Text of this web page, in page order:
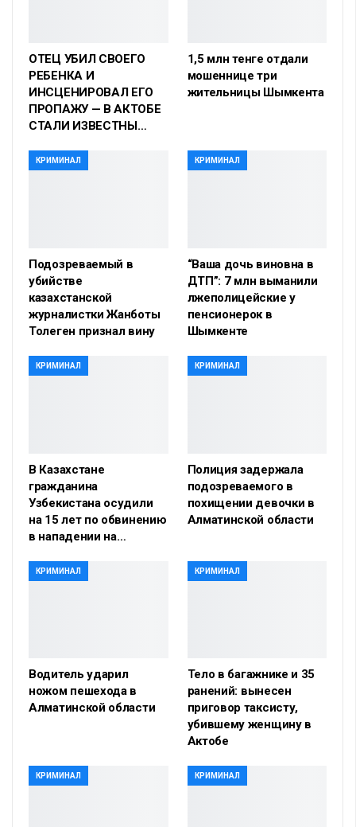
ОТЕЦ УБИЛ СВОЕГО
РЕБЕНКА И
ИНСЦЕНИРОВАЛ ЕГО
ПРОПАЖУ — В АКТОБЕ
СТАЛИ ИЗВЕСТНЫ…
1,5 млн тенге отдали
мошеннице три
жительницы Шымкента
КРИМИНАЛ
Подозреваемый в
убийстве
казахстанской
журналистки Жанботы
Толеген признал вину
КРИМИНАЛ
“Ваша дочь виновна в
ДТП”: 7 млн выманили
лжеполицейские у
пенсионерок в
Шымкенте
КРИМИНАЛ
В Казахстане
гражданина
Узбекистана осудили
на 15 лет по обвинению
в нападении на…
КРИМИНАЛ
Полиция задержала
подозреваемого в
похищении девочки в
Алматинской области
КРИМИНАЛ
Водитель ударил
ножом пешехода в
Алматинской области
КРИМИНАЛ
Тело в багажнике и 35
ранений: вынесен
приговор таксисту,
убившему женщину в
Актобе
КРИМИНАЛ КРИМИНАЛ